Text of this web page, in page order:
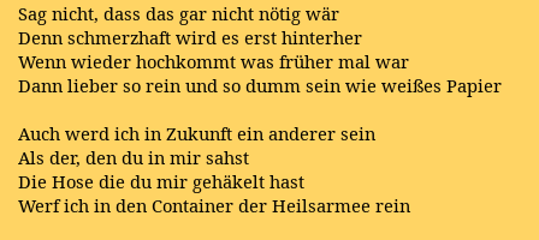
Sag nicht, dass das gar nicht nötig wär
Denn schmerzhaft wird es erst hinterher
Wenn wieder hochkommt was früher mal war
Dann lieber so rein und so dumm sein wie weißes Papier
Auch werd ich in Zukunft ein anderer sein
Als der, den du in mir sahst
Die Hose die du mir gehäkelt hast
Werf ich in den Container der Heilsarmee rein